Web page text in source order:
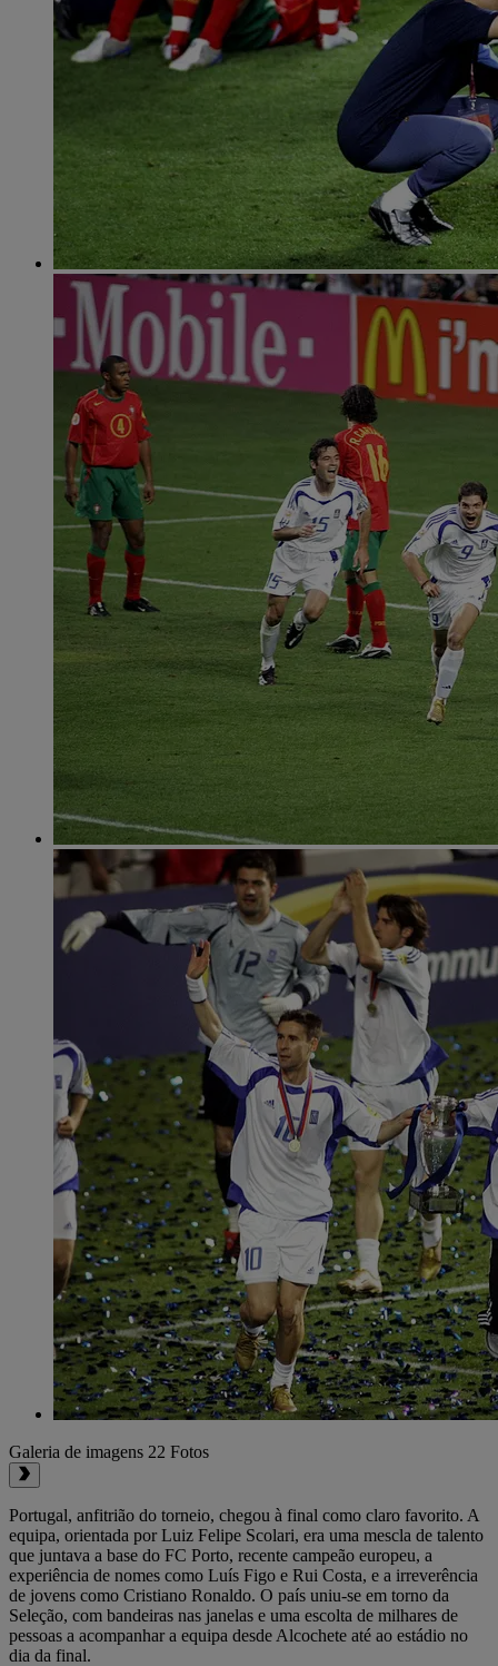
Galeria de imagens 22 Fotos
Portugal, anfitrião do torneio, chegou à final como claro favorito. A
equipa, orientada por Luiz Felipe Scolari, era uma mescla de talento
que juntava a base do FC Porto, recente campeão europeu, a
experiência de nomes como Luís Figo e Rui Costa, e a irreverência
de jovens como Cristiano Ronaldo. O país uniu-se em torno da
Seleção, com bandeiras nas janelas e uma escolta de milhares de
pessoas a acompanhar a equipa desde Alcochete até ao estádio no
dia da final.